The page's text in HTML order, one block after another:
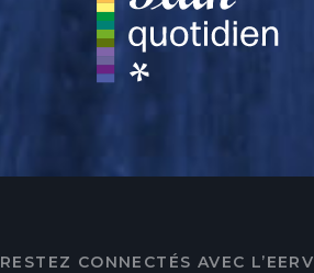
RESTEZ CONNECTÉS AVEC L’EERV